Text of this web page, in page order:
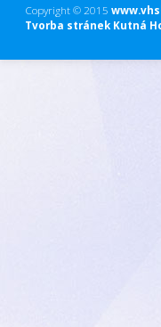
Copyright © 2015
Tvorba stránek Kutná